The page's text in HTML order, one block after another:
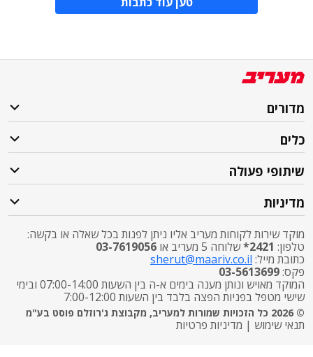
מדורים
כלים
שיתופי פעולה
מדיניות
מוקד שירות לקוחות מעריב אליו ניתן לפנות בכל שאלה או בקשה:
טלפון: 2421* שלוחה 5 מעריב או
03-7619056
כתובת מייל: sherut@maariv.co.il
פקס:03-5613699
המוקד מאויש ונותן מענה בימים א-ה בין השעות 07:00-14:00 ובימי
שישי מטפל בפניות הפצה בלבד בין השעות 7:00-12:00
© 2026 כל הזכויות שמורות למעריב, מקבוצת ג'רוזלם פוסט בע"מ
תנאי שימוש | מדיניות פרטיות